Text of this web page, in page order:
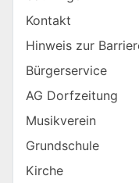
Kontakt
Hinweis zur
Bürgerservice
AG Dorfzeitung
Musikverein
Grundschule
Kirche